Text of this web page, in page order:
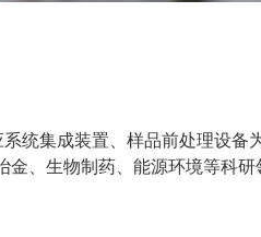
统集成装置、样品前处理设备
、生物制药、能源环境等科研